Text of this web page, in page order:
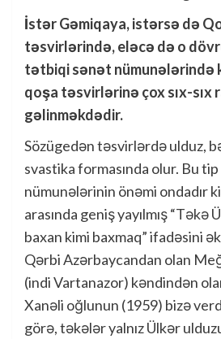
İstər Gəmiqaya, istərsə də
təsvirlərində, eləcə də o
tətbiqi sənət nümunələrində
qoşa təsvirlərinə çox sıx-sıx
gəlinməkdədir.
Sözügedən təsvirlərdə ulduz,
svastika formasında olur. Bu
nümunələrinin önəmi ondadır
arasında geniş yayılmış “Təkə
baxan kimi baxmaq” ifadəsini
Qərbi Azərbaycandan olan
(indi Vartanazor) kəndindən
Xanəli oğlunun (1959) bizə
görə, təkələr yalnız Ülkər